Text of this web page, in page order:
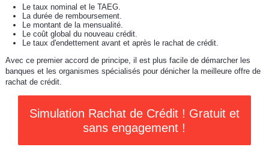
Le taux nominal et le TAEG.
La durée de remboursement.
Le montant de la mensualité.
Le coût global du nouveau crédit.
Le taux d'endettement avant et après le rachat de crédit.
Avec ce premier accord de principe, il est plus facile de démarcher les
banques et les organismes spécialisés pour dénicher la meilleure offre de
rachat de crédit.
Simulation Rachat de Crédit ! Gratuit et
sans engagement !